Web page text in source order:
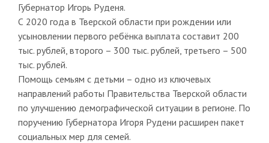
Губернатор Игорь Руденя.
С 2020 года в Тверской области при рождении или
усыновлении первого ребёнка выплата составит 200
тыс. рублей, второго – 300 тыс. рублей, третьего – 500
тыс. рублей.
Помощь семьям с детьми – одно из ключевых
направлений работы Правительства Тверской области
по улучшению демографической ситуации в регионе. По
поручению Губернатора Игоря Рудени расширен пакет
социальных мер для семей.